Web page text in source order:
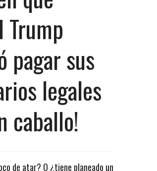
Trump
pagar sus
legales
caballo!
de atar? O ¿tiene planeado un